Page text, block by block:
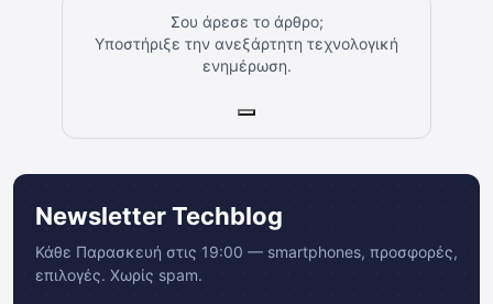
Σου άρεσε το άρθρο;
Υποστήριξε την ανεξάρτητη τεχνολογική
ενημέρωση.
Newsletter Techblog
Κάθε Παρασκευή στις 19:00 — smartphones, προσφορές,
επιλογές. Χωρίς spam.